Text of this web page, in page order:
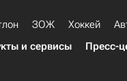
ЗОЖ Хоккей
и сервисы Пресс-